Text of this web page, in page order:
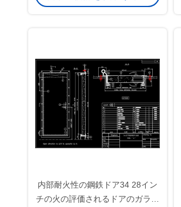
内部耐火性の鋼鉄ドア34 28イン
チの火の評価されるドアのガラス